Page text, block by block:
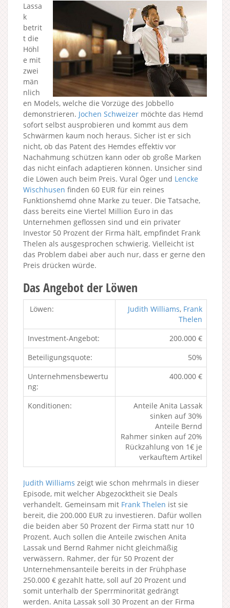
Lassa
k
betrit
t die
Höhl
e mit
zwei
män
nlich
en Models, welche die Vorzüge des Jobbello
demonstrieren. Jochen Schweizer möchte das Hemd
sofort selbst ausprobieren und kommt aus dem
Schwärmen kaum noch heraus. Sicher ist er sich
nicht, ob das Patent des Hemdes effektiv vor
Nachahmung schützen kann oder ob große Marken
das nicht einfach adaptieren können. Unsicher sind
die Löwen auch beim Preis. Vural Öger und Lencke
Wischhusen finden 60 EUR für ein reines
Funktionshemd ohne Marke zu teuer. Die Tatsache,
dass bereits eine Viertel Million Euro in das
Unternehmen geflossen sind und ein privater
Investor 50 Prozent der Firma hält, empfindet Frank
Thelen als ausgesprochen schwierig. Vielleicht ist
das Problem dabei aber auch nur, dass er gerne den
Preis drücken würde.
Das Angebot der Löwen
Löwen: Judith Williams, Frank
Thelen
Investment-Angebot:
200.000 €
Beteiligungsquote:
50%
Unternehmensbewertu
ng:
400.000 €
Konditionen:
Anteile Anita Lassak
sinken auf 30%
Anteile Bernd
Rahmer sinken auf 20%
Rückzahlung von 1€ je
verkauftem Artikel
Judith Williams zeigt wie schon mehrmals in dieser
Episode, mit welcher Abgezocktheit sie Deals
verhandelt. Gemeinsam mit Frank Thelen ist sie
bereit, die 200.000 EUR zu investieren. Dafür wollen
die beiden aber 50 Prozent der Firma statt nur 10
Prozent. Auch sollen die Anteile zwischen Anita
Lassak und Bernd Rahmer nicht gleichmäßig
verwässern. Rahmer, der für 50 Prozent der
Unternehmensanteile bereits in der Frühphase
250.000 € gezahlt hatte, soll auf 20 Prozent und
somit unterhalb der Sperrminorität gedrängt
werden. Anita Lassak soll 30 Prozent an der Firma